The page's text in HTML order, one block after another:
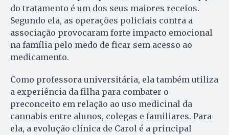
do tratamento é um dos seus maiores receios.
Segundo ela, as operações policiais contra a
associação provocaram forte impacto emocional
na família pelo medo de ficar sem acesso ao
medicamento.
Como professora universitária, ela também utiliza
a experiência da filha para combater o
preconceito em relação ao uso medicinal da
cannabis entre alunos, colegas e familiares. Para
ela, a evolução clínica de Carol é a principal